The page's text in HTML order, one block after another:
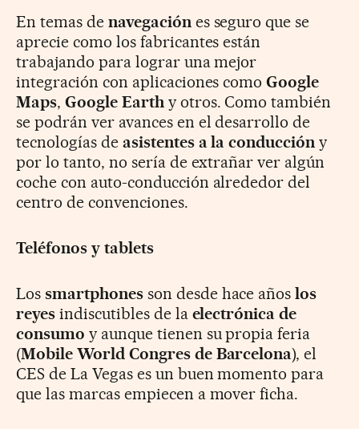
En temas de navegaciónes seguro que se
aprecie como los fabricantes están
trabajando para lograr una mejor
integración con aplicaciones comoGoogle
Maps, Google Earthy otros. Como también
se podrán ver avances en el desarrollo de
tecnologías de asistentes a la conducción y
por lo tanto, no sería de extrañar ver algún
coche con auto-conducción alrededor del
centro de convenciones.
Teléfonos y tablets
Los smartphonesson desde hace añoslos
reyesindiscutibles de la electrónica de
consumo y aunque tienen su propia feria
(Mobile World Congres de Barcelona), el
CES de La Vegas es un buen momento para
que las marcas empiecen a mover ficha.